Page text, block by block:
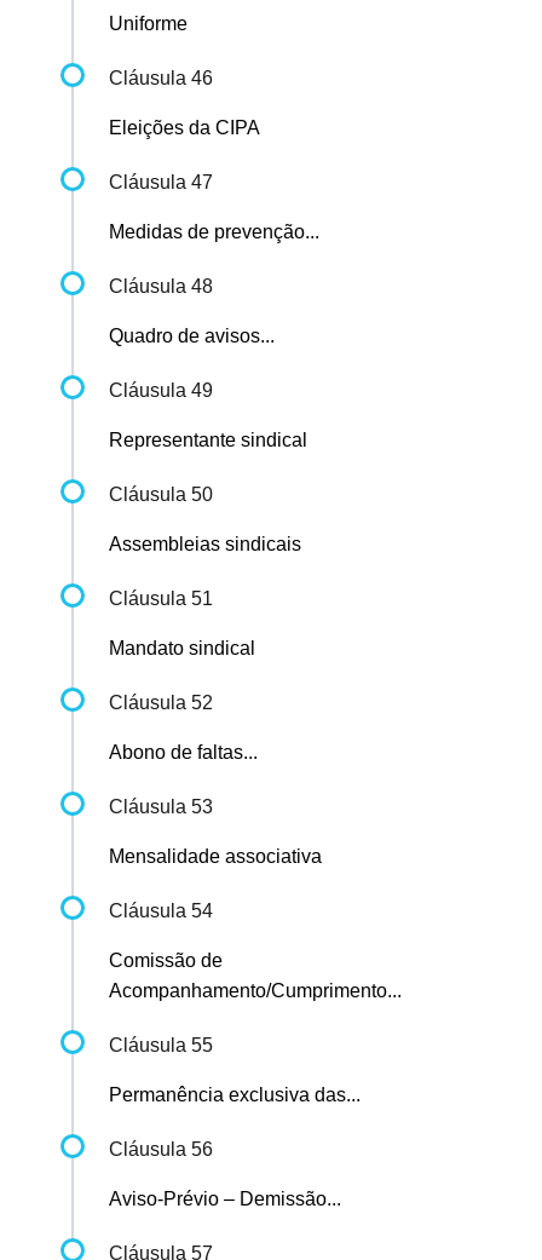
Uniforme
Cláusula 46
Eleições da CIPA
Cláusula 47
Medidas de prevenção...
Cláusula 48
Quadro de avisos...
Cláusula 49
Representante sindical
Cláusula 50
Assembleias sindicais
Cláusula 51
Mandato sindical
Cláusula 52
Abono de faltas...
Cláusula 53
Mensalidade associativa
Cláusula 54
Comissão de
Acompanhamento/Cumprimento...
Cláusula 55
Permanência exclusiva das...
Cláusula 56
Aviso-Prévio – Demissão...
Cláusula 57